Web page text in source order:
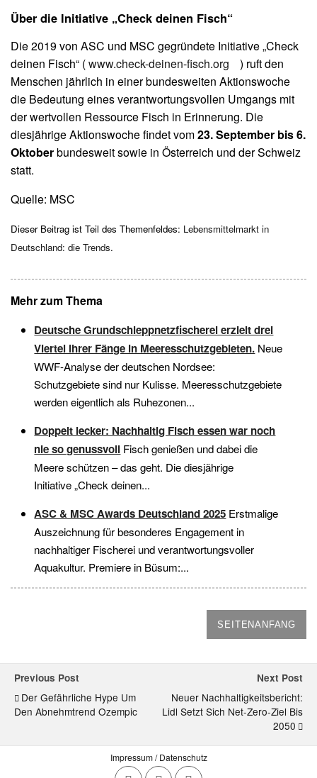
Über die Initiative „Check deinen Fisch“
Die 2019 von ASC und MSC gegründete Initiative „Check
deinen Fisch“ (www.check-deinen-fisch.org
) ruft den
Menschen jährlich in einer bundesweiten Aktionswoche
die Bedeutung eines verantwortungsvollen Umgangs mit
der wertvollen Ressource Fisch in Erinnerung. Die
diesjährige Aktionswoche findet vom23. September bis 6.
Oktoberbundesweit sowie in Österreich und der Schweiz
statt.
Quelle: MSC
Dieser Beitrag ist Teil des Themenfeldes: Lebensmittelmarkt in
Deutschland: die Trends.
Mehr zum Thema
Deutsche Grundschleppnetzfischerei erzielt drei
Viertel ihrer Fänge in Meeresschutzgebieten. Neue
WWF-Analyse der deutschen Nordsee:
Schutzgebiete sind nur Kulisse. Meeresschutzgebiete
werden eigentlich als Ruhezonen...
Doppelt lecker: Nachhaltig Fisch essen war noch
nie so genussvoll Fisch genießen und dabei die
Meere schützen – das geht. Die diesjährige
Initiative „Check deinen...
ASC & MSC Awards Deutschland 2025 Erstmalige
Auszeichnung für besonderes Engagement in
nachhaltiger Fischerei und verantwortungsvoller
Aquakultur. Premiere in Büsum:...
SEITENANFANG
Previous Post
Der Gefährliche Hype Um
Den Abnehmtrend Ozempic
Next Post
Neuer Nachhaltigkeitsbericht:
Lidl Setzt Sich Net-Zero-Ziel Bis
2050
Impressum / Datenschutz